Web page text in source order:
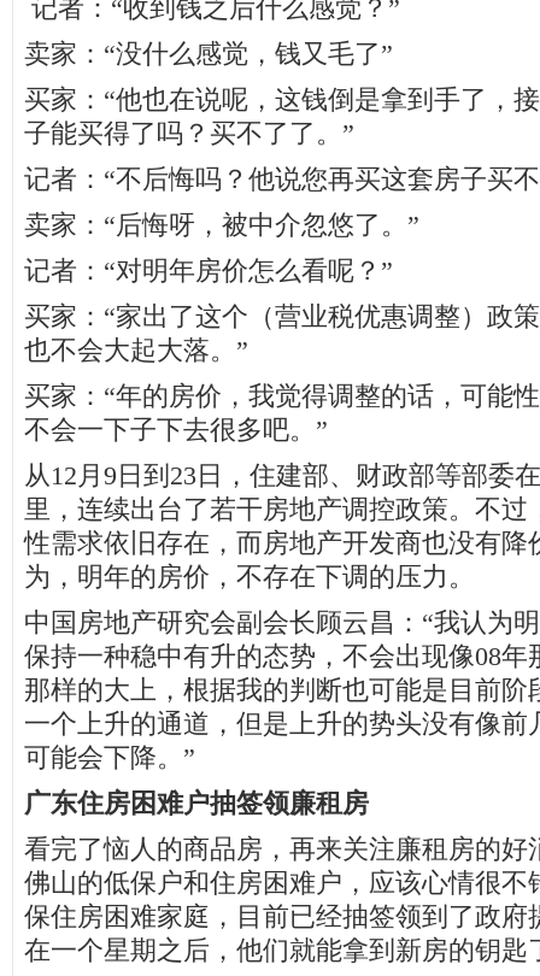
记者：“收到钱之后什么感觉？”
卖家：“没什么感觉，钱又毛了”
买家：“他也在说呢，这钱倒是拿到手了，
子能买得了吗？买不了了。”
记者：“不后悔吗？他说您再买这套房子买
卖家：“后悔呀，被中介忽悠了。”
记者：“对明年房价怎么看呢？”
买家：“家出了这个（营业税优惠调整）政
也不会大起大落。”
买家：“年的房价，我觉得调整的话，可能
不会一下子下去很多吧。”
从12月9日到23日，住建部、财政部等部委
里，连续出台了若干房地产调控政策。不过
性需求依旧存在，而房地产开发商也没有降
为，明年的房价，不存在下调的压力。
中国房地产研究会副会长顾云昌：“我认为
保持一种稳中有升的态势，不会出现像08年
那样的大上，根据我的判断也可能是目前阶
一个上升的通道，但是上升的势头没有像前
可能会下降。”
广东住房困难户抽签领廉租房
看完了恼人的商品房，再来关注廉租房的好
佛山的低保户和住房困难户，应该心情很不
保住房困难家庭，目前已经抽签领到了政府
在一个星期之后，他们就能拿到新房的钥匙